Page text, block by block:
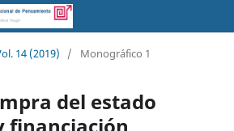
14 (2019) / Monográfico 1
del estado